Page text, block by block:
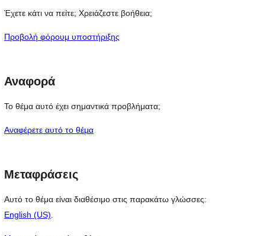
Έχετε κάτι να πείτε; Χρειάζεστε βοήθεια;
Προβολή φόρουμ υποστήριξης
Αναφορά
Το θέμα αυτό έχει σημαντικά προβλήματα;
Αναφέρετε αυτό το θέμα
Μεταφράσεις
Αυτό το θέμα είναι διαθέσιμο στις παρακάτω γλώσσες:
English (US)